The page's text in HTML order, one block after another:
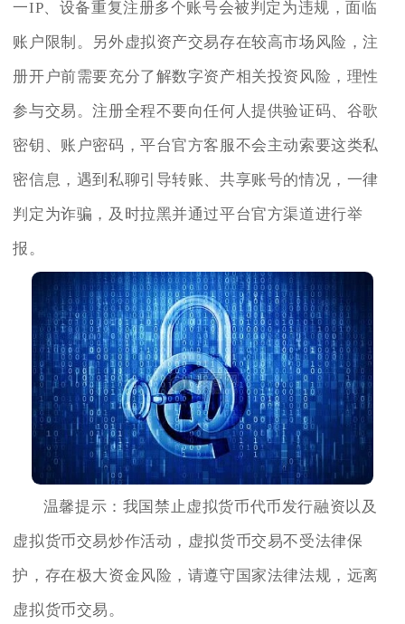
一IP、设备重复注册多个账号会被判定为违规，面临
账户限制。另外虚拟资产交易存在较高市场风险，注
册开户前需要充分了解数字资产相关投资风险，理性
参与交易。注册全程不要向任何人提供验证码、谷歌
密钥、账户密码，平台官方客服不会主动索要这类私
密信息，遇到私聊引导转账、共享账号的情况，一律
判定为诈骗，及时拉黑并通过平台官方渠道进行举
报。
温馨提示：我国禁止虚拟货币代币发行融资以及
虚拟货币交易炒作活动，虚拟货币交易不受法律保
护，存在极大资金风险，请遵守国家法律法规，远离
虚拟货币交易。